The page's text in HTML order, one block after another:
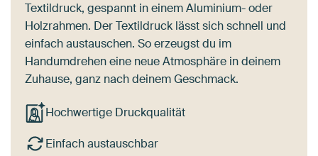
Textildruck, gespannt in einem Aluminium- oder
Holzrahmen. Der Textildruck lässt sich schnell und
einfach austauschen. So erzeugst du im
Handumdrehen eine neue Atmosphäre in deinem
Zuhause, ganz nach deinem Geschmack.
Hochwertige Druckqualität
Einfach austauschbar